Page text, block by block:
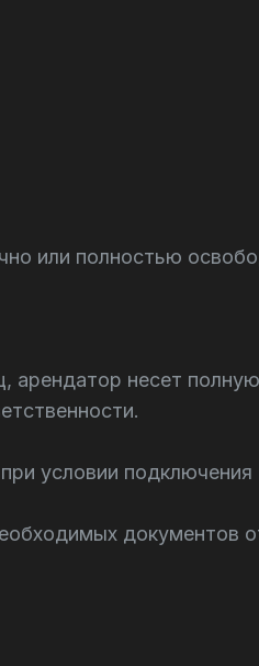
или полностью
арендатор несет полную
условии подключения